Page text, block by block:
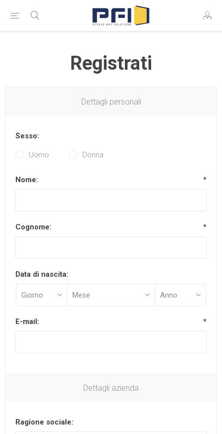
Registrati
Dettagli personali
Sesso:
Uomo Donna
Nome: *
Cognome: *
Data di nascita:
E-mail: *
Dettagli azienda
Ragione sociale: